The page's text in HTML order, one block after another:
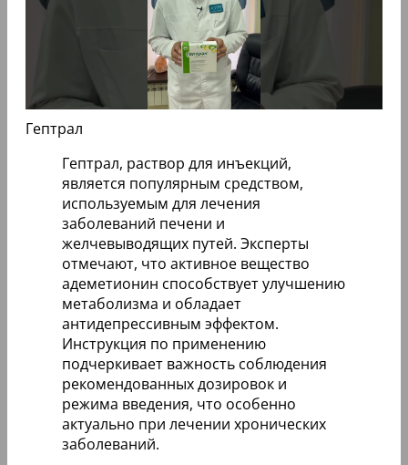
Гептрал
Гептрал, раствор для инъекций,
является популярным средством,
используемым для лечения
заболеваний печени и
желчевыводящих путей. Эксперты
отмечают, что активное вещество
адеметионин способствует улучшению
метаболизма и обладает
антидепрессивным эффектом.
Инструкция по применению
подчеркивает важность соблюдения
рекомендованных дозировок и
режима введения, что особенно
актуально при лечении хронических
заболеваний.